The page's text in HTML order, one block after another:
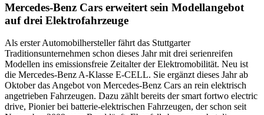
Mercedes-Benz Cars erweitert sein Modellangebot
auf drei Elektrofahrzeuge
Als erster Automobilhersteller fährt das Stuttgarter
Traditionsunternehmen schon dieses Jahr mit drei serienreifen
Modellen ins emissionsfreie Zeitalter der Elektromobilität. Neu ist
die Mercedes-Benz A-Klasse E-CELL. Sie ergänzt dieses Jahr ab
Oktober das Angebot von Mercedes-Benz Cars an rein elektrisch
angetrieben Fahrzeugen. Dazu zählt bereits der smart fortwo electric
drive, Pionier bei batterie-elektrischen Fahrzeugen, der schon seit